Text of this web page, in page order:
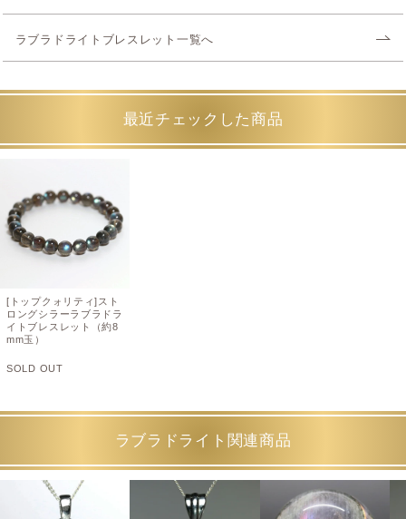
ラブラドライトブレスレット一覧へ
最近チェックした商品
[トップクォリティ]スト
ロングシラーラブラドラ
イトブレスレット（約8
mm玉）
SOLD OUT
ラブラドライト関連商品